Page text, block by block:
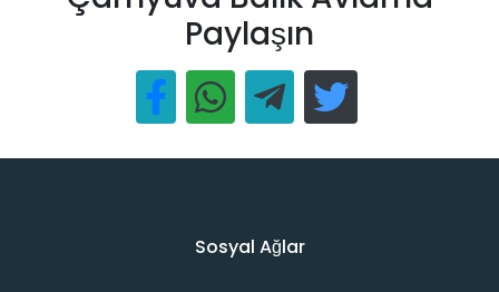
Paylaşın
Sosyal Ağlar